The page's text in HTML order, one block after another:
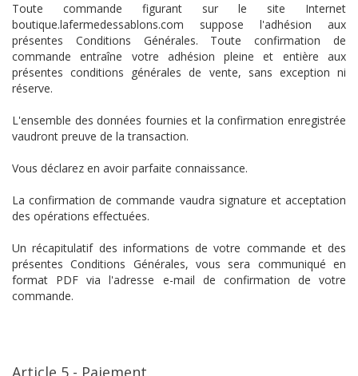
Toute commande figurant sur le site Internet
boutique.lafermedessablons.com suppose l'adhésion aux
présentes Conditions Générales. Toute confirmation de
commande entraîne votre adhésion pleine et entière aux
présentes conditions générales de vente, sans exception ni
réserve.
L'ensemble des données fournies et la confirmation enregistrée
vaudront preuve de la transaction.
Vous déclarez en avoir parfaite connaissance.
La confirmation de commande vaudra signature et acceptation
des opérations effectuées.
Un récapitulatif des informations de votre commande et des
présentes Conditions Générales, vous sera communiqué en
format PDF via l'adresse e-mail de confirmation de votre
commande.
Article 5 - Paiement